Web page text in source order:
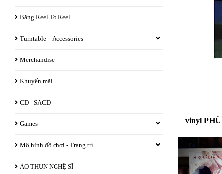
Băng Reel To Reel
Turntable – Accessories
Merchandise
Khuyến mãi
CD - SACD
Games
Mô hình đồ chơi - Trang trí
ÁO THUN NGHỆ SĨ